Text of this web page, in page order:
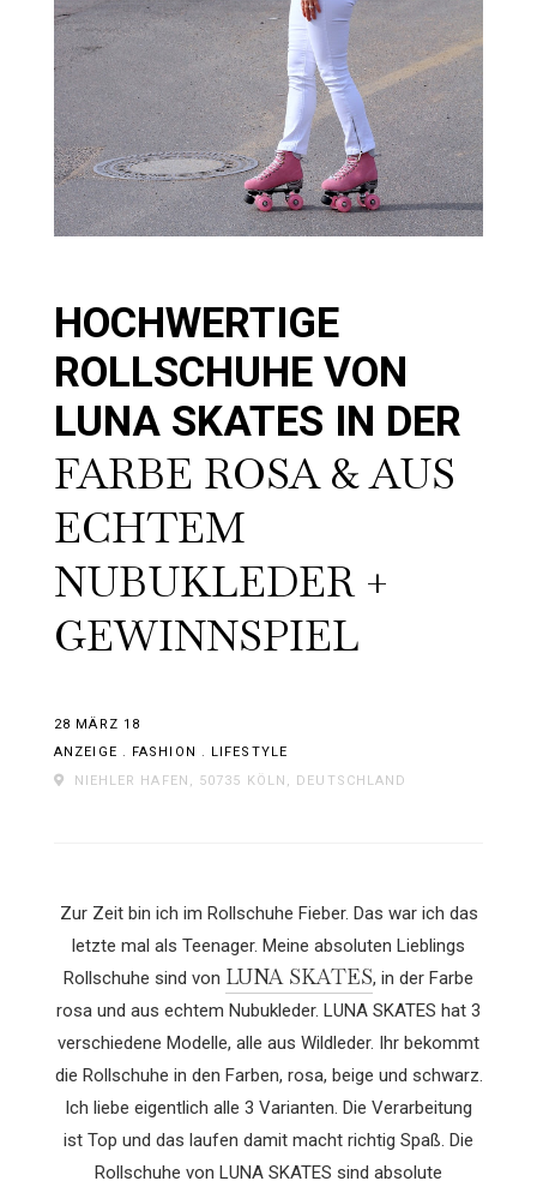
HOCHWERTIGE
ROLLSCHUHE VON
LUNA SKATES IN DER
FARBE ROSA & AUS
ECHTEM
NUBUKLEDER +
GEWINNSPIEL
28 MÄRZ 18
ANZEIGE . FASHION .
LIFESTYLE
NIEHLER HAFEN, 50735 KÖLN, DEUTSCHLAND
Zur Zeit bin ich im Rollschuhe Fieber. Das war ich das
letzte mal als Teenager. Meine absoluten Lieblings
Rollschuhe sind von LUNA SKATES, in der Farbe
rosa und aus echtem Nubukleder. LUNA SKATES hat 3
verschiedene Modelle, alle aus Wildleder. Ihr bekommt
die Rollschuhe in den Farben, rosa, beige und schwarz.
Ich liebe eigentlich alle 3 Varianten. Die Verarbeitung
ist Top und das laufen damit macht richtig Spaß. Die
Rollschuhe von LUNA SKATES sind absolute